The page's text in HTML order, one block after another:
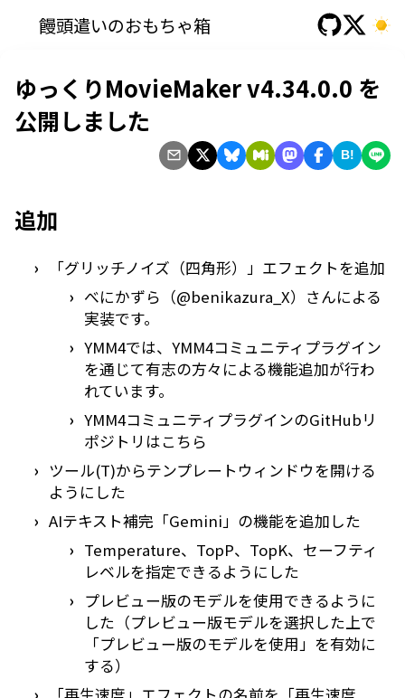
饅頭遣いのおもちゃ箱
ゆっくりMovieMaker v4.34.0.0 を
公開しました
B!
追加
「グリッチノイズ（四角形）」エフェクトを追加
べにかずら（@benikazura_X）さんによる
実装です。
YMM4では、YMM4コミュニティプラグイン
を通じて有志の方々による機能追加が行わ
れています。
YMM4コミュニティプラグインのGitHubリ
ポジトリはこちら
ツール(T)からテンプレートウィンドウを開ける
ようにした
AIテキスト補完「Gemini」の機能を追加した
Temperature、TopP、TopK、セーフティ
レベルを指定できるようにした
プレビュー版のモデルを使用できるように
した（プレビュー版モデルを選択した上で
「プレビュー版のモデルを使用」を有効に
する）